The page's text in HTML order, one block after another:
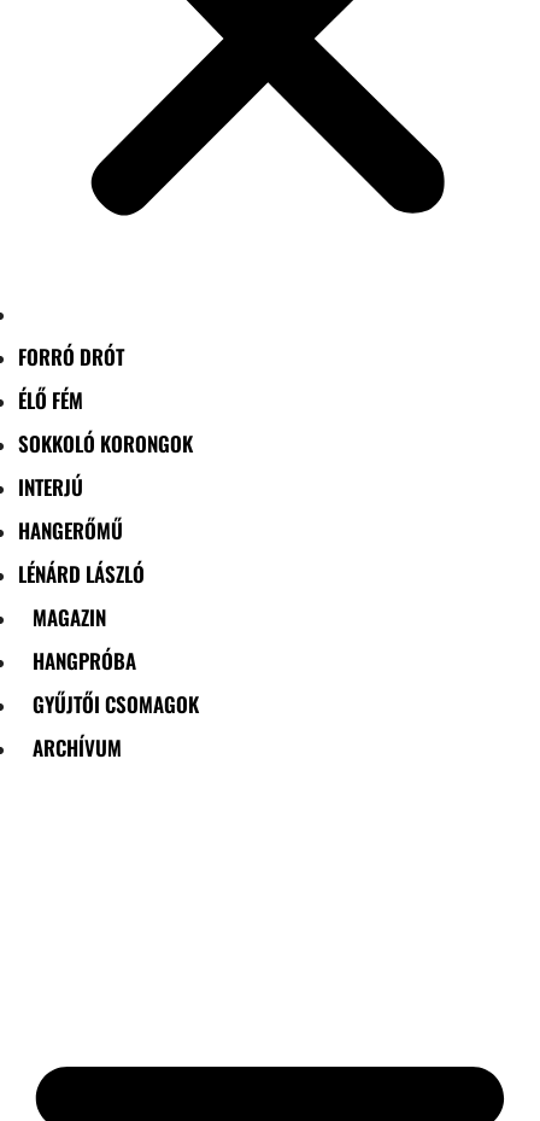
FORRÓ DRÓT
ÉLŐ FÉM
SOKKOLÓ KORONGOK
INTERJÚ
HANGERŐMŰ
LÉNÁRD LÁSZLÓ
MAGAZIN
HANGPRÓBA
GYŰJTŐI CSOMAGOK
ARCHÍVUM